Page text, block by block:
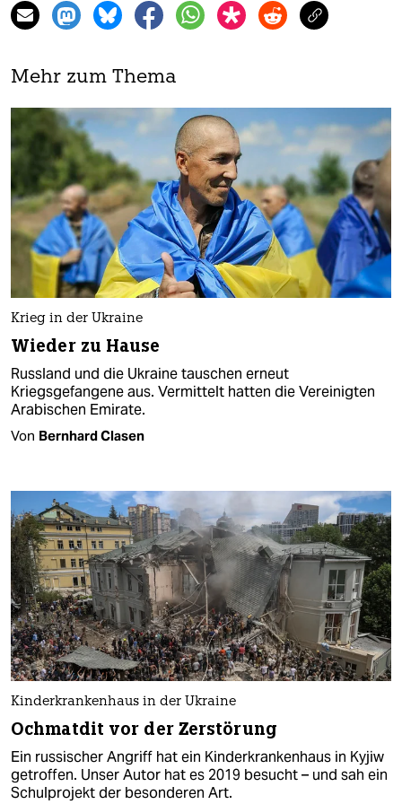
Mehr zum Thema
Krieg in der Ukraine
Wieder zu Hause
Russland und die Ukraine tauschen erneut
Kriegsgefangene aus. Vermittelt hatten die Vereinigten
Arabischen Emirate.
Von Bernhard Clasen
Kinderkrankenhaus in der Ukraine
Ochmatdit vor der Zerstörung
Ein russischer Angriff hat ein Kinderkrankenhaus in Kyjiw
getroffen. Unser Autor hat es 2019 besucht – und sah ein
Schulprojekt der besonderen Art.